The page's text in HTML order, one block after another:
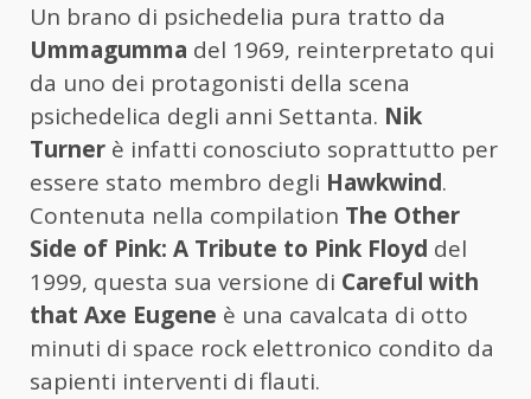
Un brano di psichedelia pura tratto da
Ummagumma del 1969, reinterpretato qui
da uno dei protagonisti della scena
psichedelica degli anni Settanta. Nik
Turner è infatti conosciuto soprattutto per
essere stato membro degli Hawkwind.
Contenuta nella compilation The Other
Side of Pink: A Tribute to Pink Floyd del
1999, questa sua versione di Careful with
that Axe Eugene è una cavalcata di otto
minuti di space rock elettronico condito da
sapienti interventi di flauti.